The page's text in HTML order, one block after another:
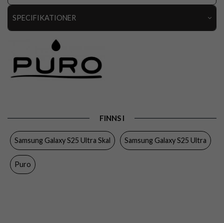
SPECIFIKATIONER
Artikelnummer
Passar till
Produkttyp
Varumärke Puro
Tillverkarens art nr
FINNS I
Samsung Galaxy S25 Ultra Skal Samsung Galaxy S25 Ultra
Puro